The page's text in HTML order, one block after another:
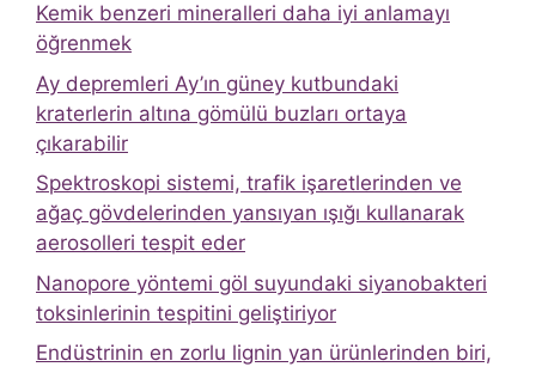
Kemik benzeri mineralleri daha iyi anlamayı
öğrenmek
Ay depremleri Ay’ın güney kutbundaki
kraterlerin altına gömülü buzları ortaya
çıkarabilir
Spektroskopi sistemi, trafik işaretlerinden ve
ağaç gövdelerinden yansıyan ışığı kullanarak
aerosolleri tespit eder
Nanopore yöntemi göl suyundaki siyanobakteri
toksinlerinin tespitini geliştiriyor
Endüstrinin en zorlu lignin yan ürünlerinden biri,